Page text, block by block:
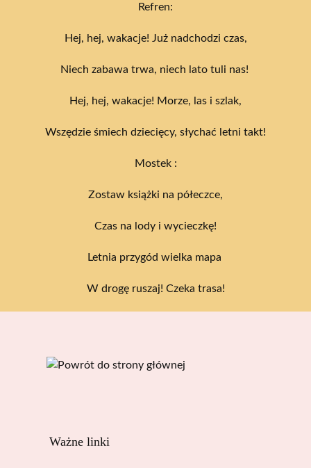
Refren:
Hej, hej, wakacje! Już nadchodzi czas,
Niech zabawa trwa, niech lato tuli nas!
Hej, hej, wakacje! Morze, las i szlak,
Wszędzie śmiech dziecięcy, słychać letni takt!
Mostek :
Zostaw książki na półeczce,
Czas na lody i wycieczkę!
Letnia przygód wielka mapa
W drogę ruszaj! Czeka trasa!
Ważne linki